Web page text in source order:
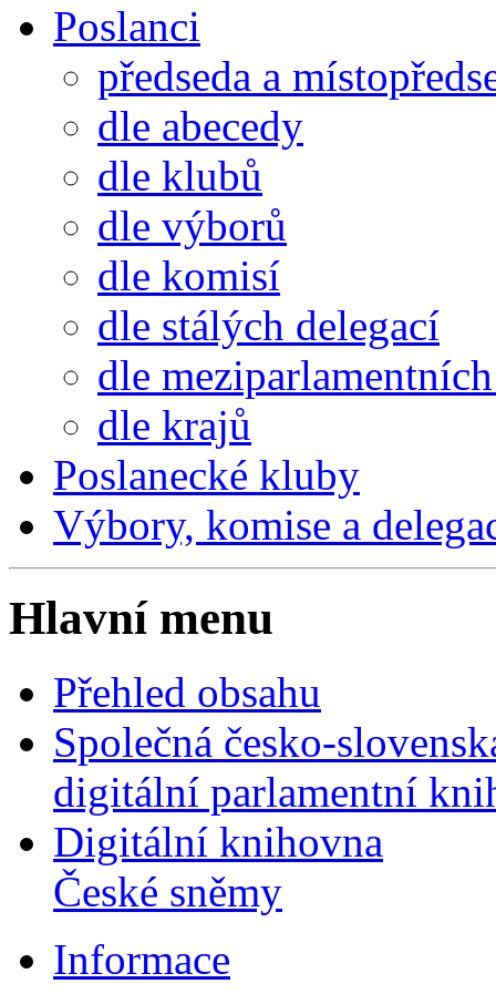
Poslanci
předseda a
dle abecedy
dle klubů
dle výborů
dle komisí
dle stálých delegací
dle
dle krajů
Poslanecké kluby
Výbory, komise a
Hlavní menu
Přehled obsahu
Společná česko-
digitální parlamentní
Digitální knihovna
České sněmy
Informace